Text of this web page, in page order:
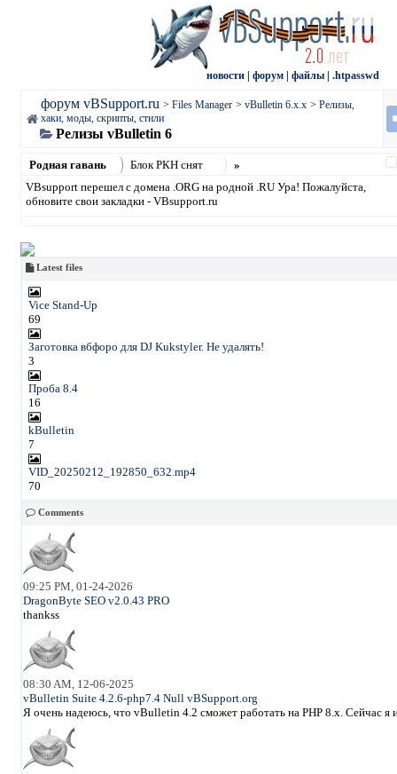
новости форум файлы .htpasswd
форум vBSupport.ru > Files Manager > vBulletin 6.x.x > Релизы,
хаки, моды, скрипты, стили
Релизы vBulletin 6
Родная гавань Блок РКН снят
»
VBsupport перешел с домена .ORG на родной .RU Ура! Пожалуйста,
обновите свои закладки - VBsupport.ru
Latest files
Vice Stand-Up
69
Заготовка вбфоро для DJ Kukstyler. Не удалять!
3
Проба 8.4
16
kBulletin
7
VID_20250212_192850_632.mp4
70
Comments
09:25 PM, 01-24-2026
DragonByte SEO v2.0.43 PRO
thankss
08:30 AM, 12-06-2025
vBulletin Suite 4.2.6-php7.4 Null vBSupport.org
Я очень надеюсь, что vBulletin 4.2 сможет работать на PHP 8.x. Сейчас